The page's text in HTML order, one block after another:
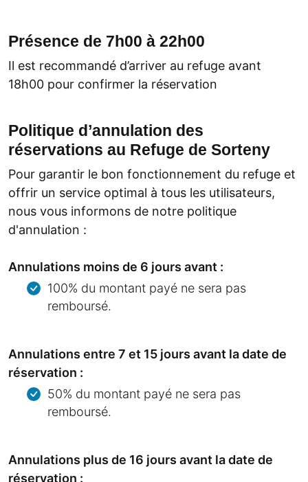
Présence de 7h00 à 22h00
Il est recommandé d’arriver au refuge avant
18h00 pour confirmer la réservation
Politique d’annulation des
réservations au Refuge de Sorteny
Pour garantir le bon fonctionnement du refuge et
offrir un service optimal à tous les utilisateurs,
nous vous informons de notre politique
d'annulation :
Annulations moins de 6 jours avant :
100% du montant payé ne sera pas
remboursé.
Annulations entre 7 et 15 jours avant la date de
réservation :
50% du montant payé ne sera pas
remboursé.
Annulations plus de 16 jours avant la date de
réservation :